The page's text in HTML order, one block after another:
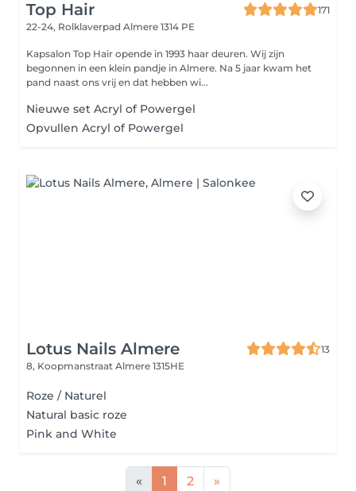
Top Hair
171
22-24, Rolklaverpad Almere 1314 PE
Kapsalon Top Hair opende in 1993 haar deuren. Wij zijn
begonnen in een klein pandje in Almere. Na 5 jaar kwam het
pand naast ons vrij en dat hebben wi...
Nieuwe set Acryl of Powergel
Opvullen Acryl of Powergel
Lotus Nails Almere
13
8, Koopmanstraat Almere 1315HE
Roze / Naturel
Natural basic roze
Pink and White
« 1 2 »